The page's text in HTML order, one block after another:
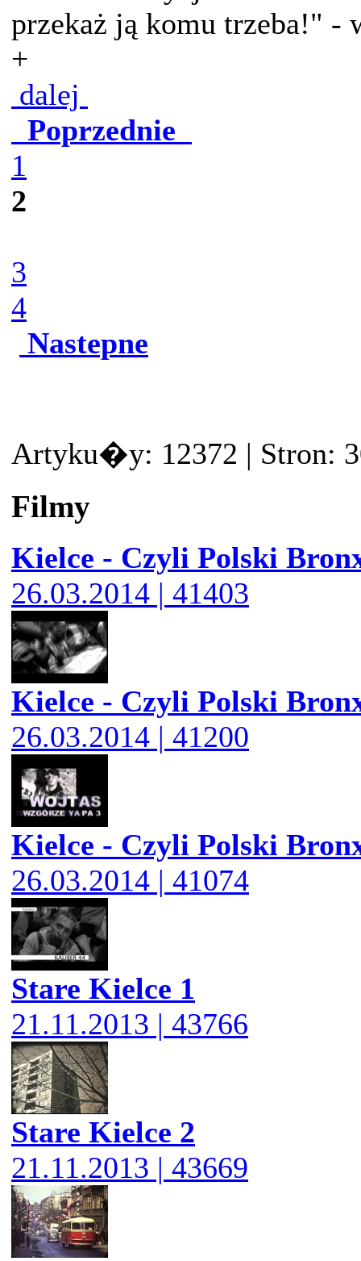
przekaż ją komu trzeba!" -
+
dalej
Poprzednie
1
2
3
4
Nastepne
Artyku�y: 12372 | Stron:
Filmy
Kielce - Czyli Polski
26.03.2014 | 41403
Kielce - Czyli Polski
26.03.2014 | 41200
Kielce - Czyli Polski
26.03.2014 | 41074
Stare Kielce 1
21.11.2013 | 43766
Stare Kielce 2
21.11.2013 | 43669